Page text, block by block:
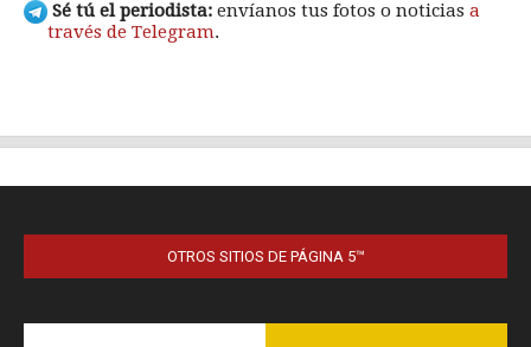
OTROS SITIOS DE PÁGINA 5™